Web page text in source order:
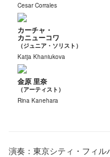
Cesar Corrales
カーチャ・
カニューコワ
（ジュニア・ソリスト）
Katja Khaniukova
金原 里奈
（アーティスト）
Rina Kanehara
演奏：東京シティ・フィル